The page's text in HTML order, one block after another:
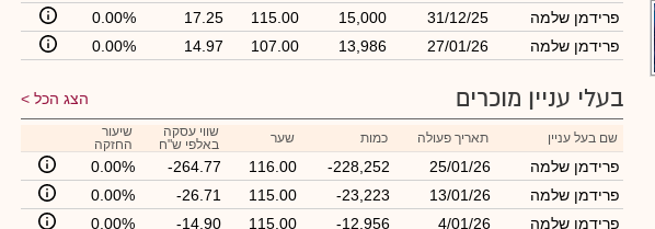
פרידמן שלמה
31/12/25
15,000
115.00
17.25
0.00%
פרידמן שלמה
27/01/26
13,986
107.00
14.97
0.00%
בעלי עניין מוכרים הצג הכל
שם בעל עניין תאריך פעולה כמות שער
שווי עסקה
באלפי ש"ח
שיעור
החזקה
פרידמן שלמה 25/01/26
-228,252
116.00
-264.77
0.00%
פרידמן שלמה
13/01/26
-23,223
115.00
-26.71
0.00%
פרידמן שלמה
4/01/26
-12,956
115.00
-14.90
0.00%